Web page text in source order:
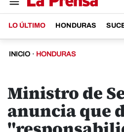
LO ÚLTIMO HONDURAS
INICIO · HONDURAS
Ministro de
anuncia que